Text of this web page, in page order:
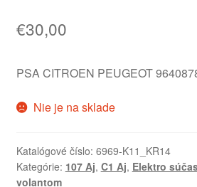
€30,00
PSA CITROEN PEUGEOT
Nie je na sklade
Katalógové číslo: 6969-K11_KR14
Kategórie: 107 Aj, C1 Aj, Elektro
volantom